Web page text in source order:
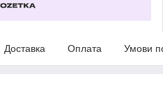
Доставка Оплата Умови